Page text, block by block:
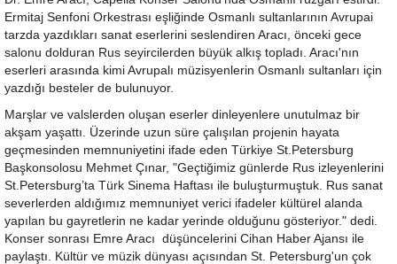
Ermitaj Senfoni Orkestrası eşliğinde Osmanlı sultanlarının Avrupai
tarzda yazdıkları sanat eserlerini seslendiren Aracı, önceki gece
salonu dolduran Rus seyircilerden büyük alkış topladı. Aracı'nın
eserleri arasında kimi Avrupalı müzisyenlerin Osmanlı sultanları için
yazdığı besteler de bulunuyor.
Marşlar ve valslerden oluşan eserler dinleyenlere unutulmaz bir
akşam yaşattı. Üzerinde uzun süre çalışılan projenin hayata
geçmesinden memnuniyetini ifade eden Türkiye St.Petersburg
Başkonsolosu Mehmet Çınar, "Geçtiğimiz günlerde Rus izleyenlerini
St.Petersburg’ta Türk Sinema Haftası ile buluşturmuştuk. Rus sanat
severlerden aldığımız memnuniyet verici ifadeler kültürel alanda
yapılan bu gayretlerin ne kadar yerinde olduğunu gösteriyor." dedi.
Konser sonrası Emre Aracı düşüncelerini Cihan Haber Ajansı ile
paylaştı. Kültür ve müzik dünyası açısından St. Petersburg'un çok